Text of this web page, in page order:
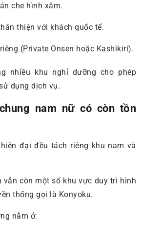
che hình xăm.
thiện với khách quốc tế.
(Private Onsen hoặc Kashikiri).
nhiều khu nghỉ dưỡng cho phép
dụng dịch vụ.
nam nữ có còn tồn
đại đều tách riêng khu nam và
vẫn còn một số khu vực duy trì hình
thống gọi là Konyoku.
nằm ở: